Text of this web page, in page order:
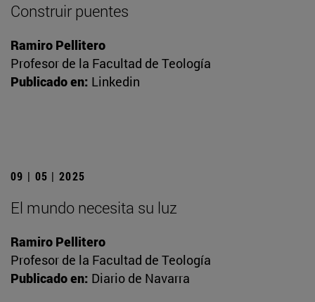
Construir puentes
Ramiro Pellitero
Profesor de la Facultad de Teología
Publicado en: Linkedin
09 | 05 | 2025
El mundo necesita su luz
Ramiro Pellitero
Profesor de la Facultad de Teología
Publicado en: Diario de Navarra